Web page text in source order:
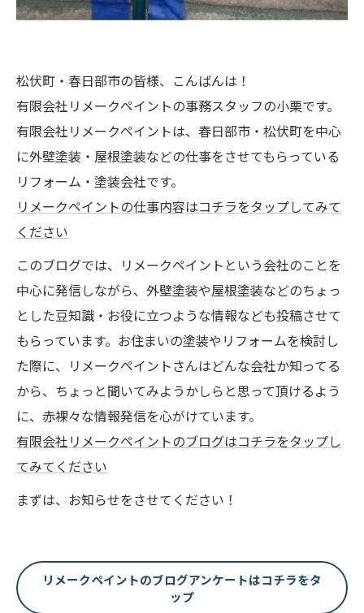
松伏町・春日部市の皆様、こんばんは！
有限会社リメークペイントの事務スタッフの小栗です。
有限会社リメークペイントは、春日部市・松伏町を中心
に外壁塗装・屋根塗装などの仕事をさせてもらっている
リフォーム・塗装会社です。
リメークペイントの仕事内容はコチラをタップしてみて
ください
このブログでは、リメークペイントという会社のことを
中心に発信しながら、外壁塗装や屋根塗装などのちょっ
とした豆知識・お役に立つような情報なども投稿させて
もらっています。お住まいの塗装やリフォームを検討し
た際に、リメークペイントさんはどんな会社か知ってる
から、ちょっと聞いてみようかしらと思って頂けるよう
に、赤裸々な情報発信を心がけています。
有限会社リメークペイントのブログはコチラをタップし
てみてください
まずは、お知らせをさせてください！
リメークペイントのブログアンケートはコチラをタ
ップ